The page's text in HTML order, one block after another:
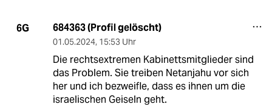
6G 684363 (Profil gelöscht)
01.05.2024, 15:53 Uhr
Die rechtsextremen Kabinettsmitglieder sind
das Problem. Sie treiben Netanjahu vor sich
her und ich bezweifle, dass es ihnen um die
israelischen Geiseln geht.